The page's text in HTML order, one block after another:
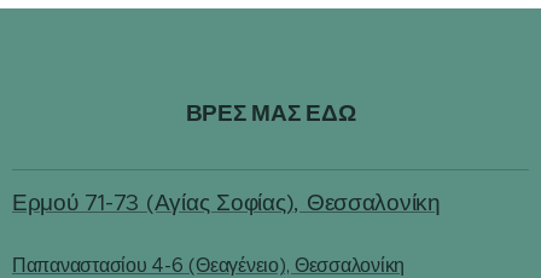
ΒΡΕΣ ΜΑΣ ΕΔΩ
Ερμού 71-73 (Αγίας Σοφίας), Θεσσαλονίκη
Παπαναστασίου 4-6 (Θεαγένειο), Θεσσαλονίκη